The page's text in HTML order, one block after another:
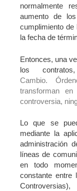
normalmente
aumento de
cumplimiento
la fecha de
Entonces, una
los
Cambio. Ó
transforman
controversia,
Lo que se
mediante la
administración
líneas de
en todo
constante entre